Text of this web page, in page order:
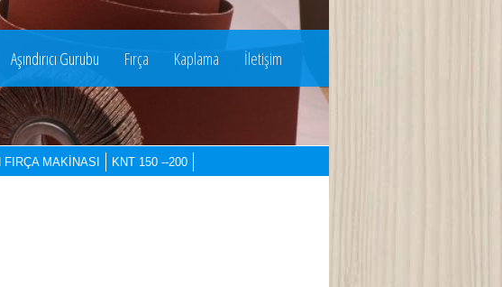
Aşındırıcı Gurubu Fırça Kaplama İletişim
FIRÇA MAKİNASI
KNT 150 --200